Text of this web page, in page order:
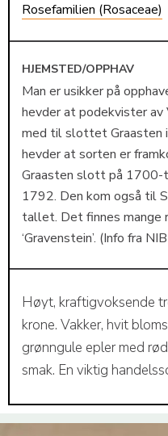
Rosefamilien (Rosaceae)
HJEMSTED/OPPHAV
Man er usikker på
hevder at podekvister
med til slottet Graasten
hevder at sorten er
Graasten slott på
1792. Den kom også til
tallet. Det finnes mange
‘Gravenstein’. (Info fra
Høyt, kraftigvoksende
krone. Vakker, hvit
grønngule epler med
smak. En viktig